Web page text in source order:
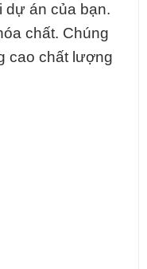
dự án của bạn.
chất. Chúng
cao chất lượng